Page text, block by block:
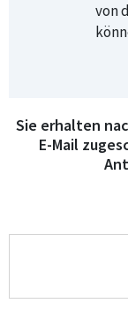
von
Sie erhalten
E-Mail